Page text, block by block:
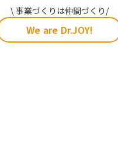
\ 事業づくりは仲間づくり/
We are Dr.JOY!